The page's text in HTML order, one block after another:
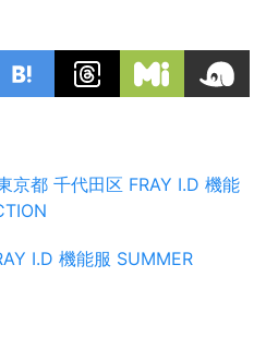
京都 千代田区 FRAY I.D 機能
I.D 機能服 SUMMER